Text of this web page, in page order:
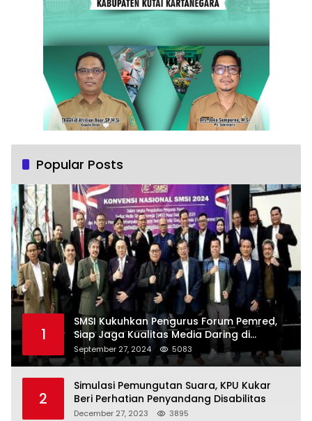
Popular Posts
1
SMSI Kukuhkan Pengurus Forum Pemred,
Siap Jaga Kualitas Media Daring di
Indonesia
September 27, 2024 5083
2
Simulasi Pemungutan Suara, KPU Kukar
Beri Perhatian Penyandang Disabilitas
December 27, 2023 3895